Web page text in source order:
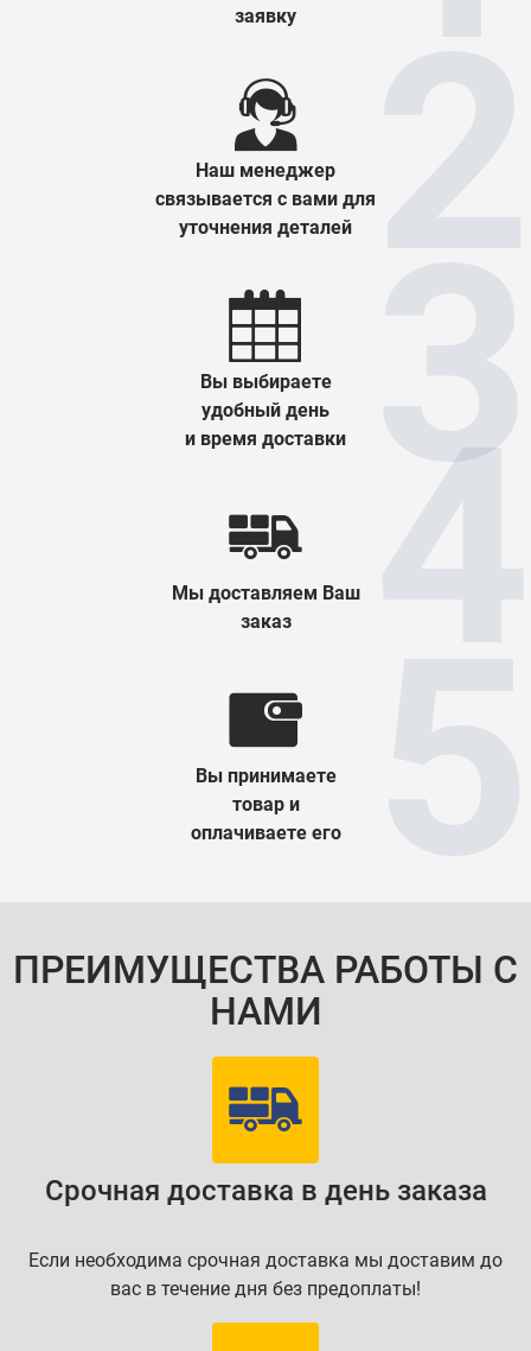
заявку
Наш менеджер
связывается с вами для
уточнения деталей
Вы выбираете
удобный день
и время доставки
Мы доставляем Ваш
заказ
Вы принимаете
товар и
оплачиваете его
ПРЕИМУЩЕСТВА РАБОТЫ С
НАМИ
Срочная доставка в день заказа
Если необходима срочная доставка мы доставим до
вас в течение дня без предоплаты!